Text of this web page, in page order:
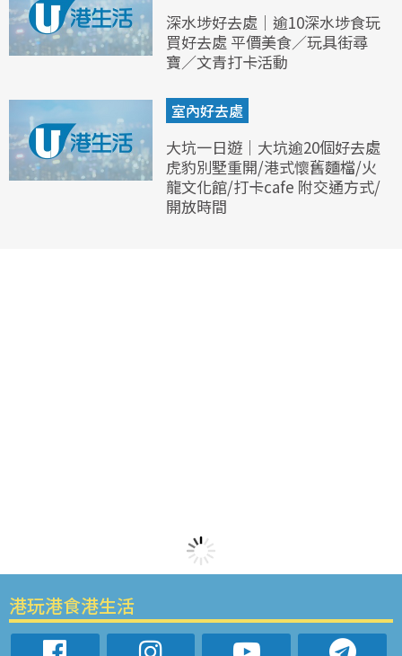
深水埗好去處｜逾10深水埗食玩
買好去處 平價美食／玩具街尋
寶／文青打卡活動
室內好去處
大坑一日遊｜大坑逾20個好去處
虎豹別墅重開/港式懷舊麵檔/火
龍文化館/打卡cafe 附交通方式/
開放時間
港玩港食港生活